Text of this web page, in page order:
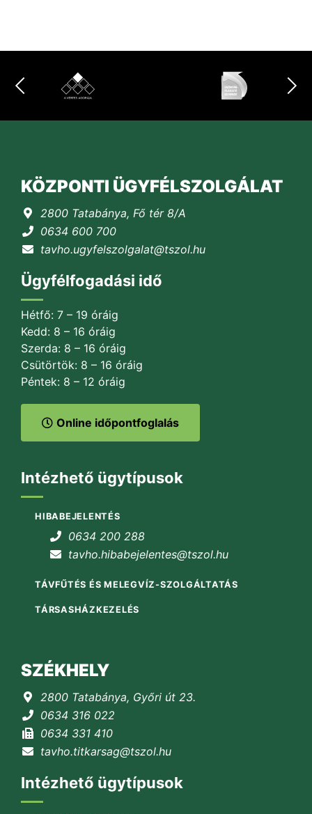
KÖZPONTI ÜGYFÉLSZOLGÁLAT
2800 Tatabánya, Fő tér 8/A
0634 600 700
tavho.ugyfelszolgalat@tszol.hu
Ügyfélfogadási idő
Hétfő: 7 – 19 óráig
Kedd: 8 – 16 óráig
Szerda: 8 – 16 óráig
Csütörtök: 8 – 16 óráig
Péntek: 8 – 12 óráig
Online időpontfoglalás
Intézhető ügytípusok
HIBABEJELENTÉS
0634 200 288
tavho.hibabejelentes@tszol.hu
TÁVFŰTÉS ÉS MELEGVÍZ-SZOLGÁLTATÁS
TÁRSASHÁZKEZELÉS
SZÉKHELY
2800 Tatabánya, Győri út 23.
0634 316 022
0634 331 410
tavho.titkarsag@tszol.hu
Intézhető ügytípusok